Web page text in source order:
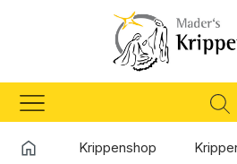
Zum Hauptinhalt springen
StartseiteKrippenshop